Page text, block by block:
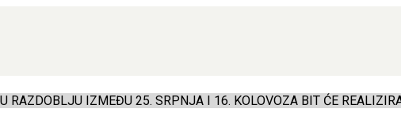
RAZDOBLJU IZMEĐU 25. SRPNJA I 16. KOLOVOZA BIT ĆE